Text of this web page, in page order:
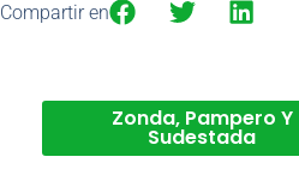
Compartir en
Zonda, Pampero Y
Sudestada